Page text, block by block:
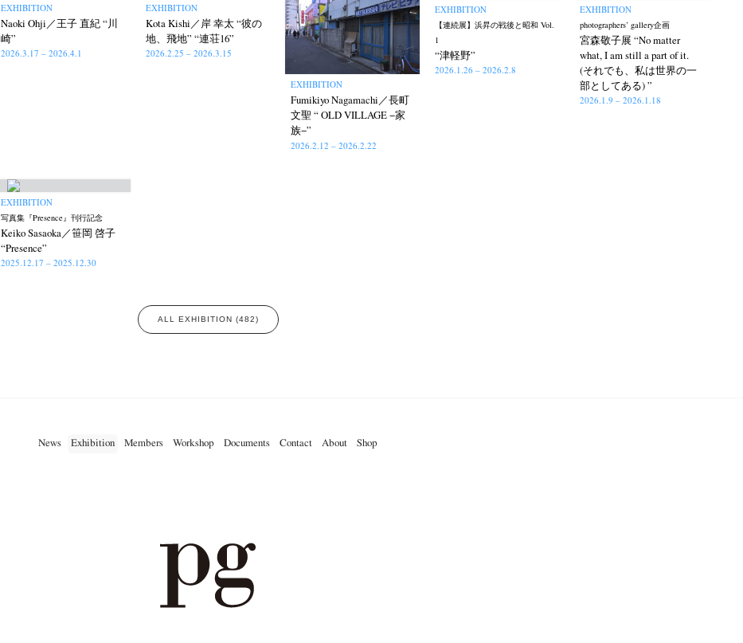
EXHIBITION
Naoki Ohji／王子 直紀 “川
崎”
2026.3.17 – 2026.4.1
EXHIBITION
Kota Kishi／岸 幸太 “彼の
地、飛地” “連荘16”
2026.2.25 – 2026.3.15
EXHIBITION
Fumikiyo Nagamachi／長町
文聖 “ OLD VILLAGE −家
族−”
2026.2.12 – 2026.2.22
EXHIBITION
【連続展】浜昇の戦後と昭和 Vol.
1
“津軽野”
2026.1.26 – 2026.2.8
EXHIBITION
photographers’ gallery企画
宮森敬子展 “No matter
what, I am still a part of it.
(それでも、私は世界の一
部としてある) ”
2026.1.9 – 2026.1.18
EXHIBITION
写真集『Presence』刊行記念
Keiko Sasaoka／笹岡 啓子
“Presence”
2025.12.17 – 2025.12.30
ALL EXHIBITION (482)
News Exhibition Members Workshop Documents Contact About Shop